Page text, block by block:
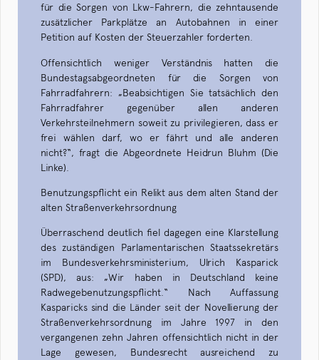
für die Sorgen von Lkw-Fahrern, die zehntausende
zusätzlicher Parkplätze an Autobahnen in einer
Petition auf Kosten der Steuerzahler forderten.
Offensichtlich weniger Verständnis hatten die
Bundestagsabgeordneten für die Sorgen von
Fahrradfahrern: „Beabsichtigen Sie tatsächlich den
Fahrradfahrer gegenüber allen anderen
Verkehrsteilnehmern soweit zu privilegieren, dass er
frei wählen darf, wo er fährt und alle anderen
nicht?“, fragt die Abgeordnete Heidrun Bluhm (Die
Linke).
Benutzungspflicht ein Relikt aus dem alten Stand der
alten Straßenverkehrsordnung
Überraschend deutlich fiel dagegen eine Klarstellung
des zuständigen Parlamentarischen Staatssekretärs
im Bundesverkehrsministerium, Ulrich Kasparick
(SPD), aus: „Wir haben in Deutschland keine
Radwegebenutzungspflicht.“ Nach Auffassung
Kasparicks sind die Länder seit der Novellierung der
Straßenverkehrsordnung im Jahre 1997 in den
vergangenen zehn Jahren offensichtlich nicht in der
Lage gewesen, Bundesrecht ausreichend zu